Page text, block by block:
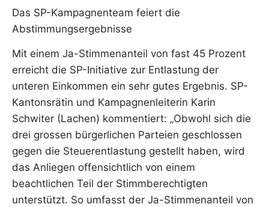
Das SP-Kampagnenteam feiert die
Abstimmungsergebnisse
Mit einem Ja-Stimmenanteil von fast 45 Prozent
erreicht die SP-Initiative zur Entlastung der
unteren Einkommen ein sehr gutes Ergebnis. SP-
Kantonsrätin und Kampagnenleiterin Karin
Schwiter (Lachen) kommentiert: „Obwohl sich die
drei grossen bürgerlichen Parteien geschlossen
gegen die Steuerentlastung gestellt haben, wird
das Anliegen offensichtlich von einem
beachtlichen Teil der Stimmberechtigten
unterstützt. So umfasst der Ja-Stimmenanteil von